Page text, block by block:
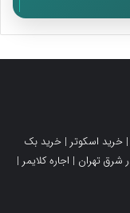
| خرید اسکوتر | خرید بک
شرق تهران | اجاره کلایمر |